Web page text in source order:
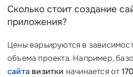
Сколько стоит создание
приложения?
Цены варьируются в
объема проекта. Например,
сайта визитки начинается от